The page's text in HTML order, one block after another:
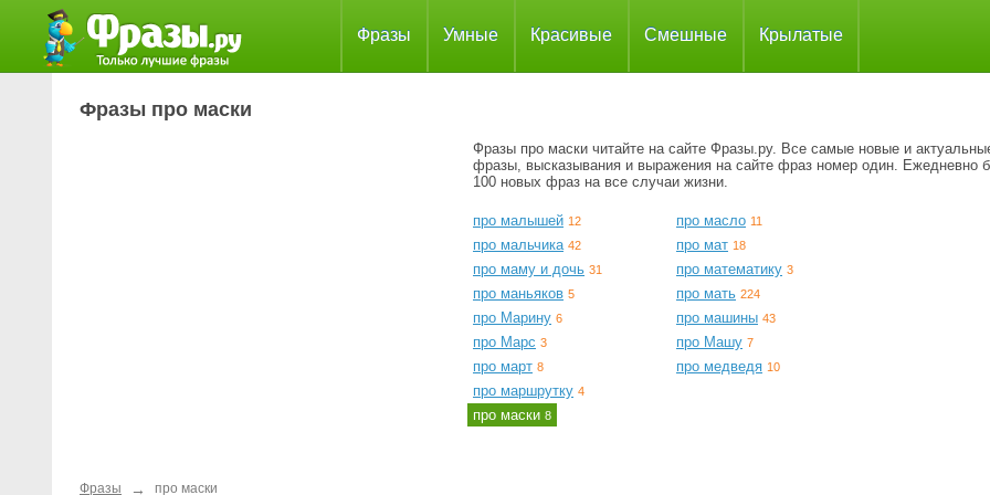
Фразы Умные Красивые Смешные Крылатые
Фразы про маски
Фразы про маски читайте на сайте Фразы.ру. Все самые новые и
фразы, высказывания и выражения на сайте фраз номер один. Ежедневно
100 новых фраз на все случаи жизни.
про малышей 12
про мальчика 42
про маму и дочь 31
про маньяков 5
про Марину 6
про Марс 3
про март 8
про маршрутку 4
про маски 8
про масло 11
про мат 18
про математику 3
про мать 224
про машины 43
про Машу 7
про медведя 10
Фразы → про маски